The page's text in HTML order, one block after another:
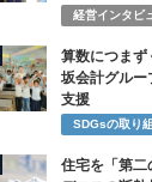
経営インタビ
算数につまず
坂会計グルー
支援
SDGsの取り
住宅を「第二